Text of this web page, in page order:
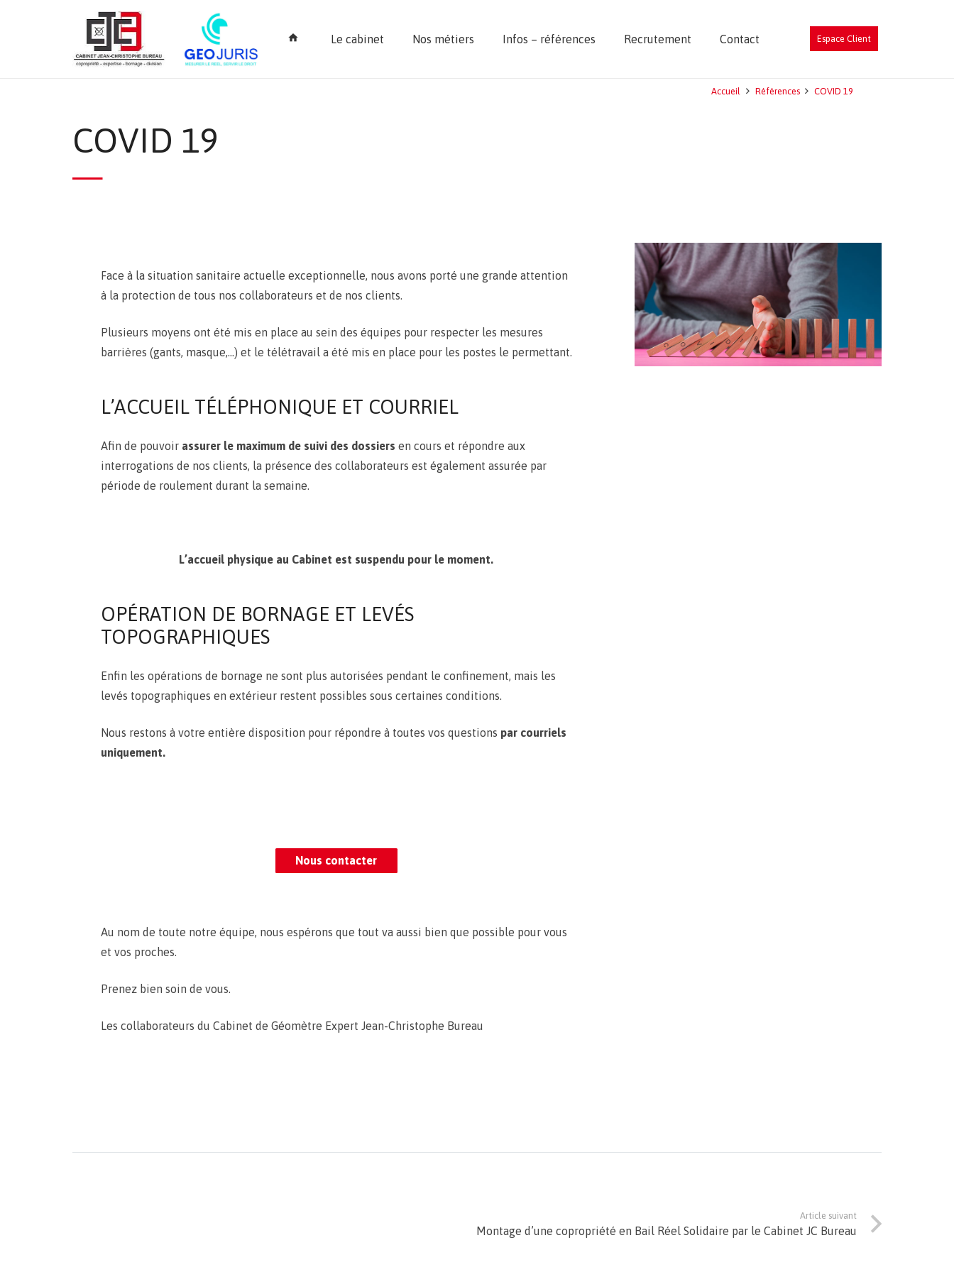
home Le cabinet Nos métiers Infos – références Recrutement Contact Espace Client
Accueil Références COVID 19
COVID 19
Face à la situation sanitaire actuelle exceptionnelle, nous avons porté une grande attention
à la protection de tous nos collaborateurs et de nos clients.
Plusieurs moyens ont été mis en place au sein des équipes pour respecter les mesures
barrières (gants, masque,…) et le télétravail a été mis en place pour les postes le permettant.
L’ACCUEIL TÉLÉPHONIQUE ET COURRIEL
Afin de pouvoir assurer le maximum de suivi des dossiers en cours et répondre aux
interrogations de nos clients, la présence des collaborateurs est également assurée par
période de roulement durant la semaine.
L’accueil physique au Cabinet est suspendu pour le moment.
OPÉRATION DE BORNAGE ET LEVÉS
TOPOGRAPHIQUES
Enfin les opérations de bornage ne sont plus autorisées pendant le confinement, mais les
levés topographiques en extérieur restent possibles sous certaines conditions.
Nous restons à votre entière disposition pour répondre à toutes vos questions par courriels
uniquement.
Nous contacter
Au nom de toute notre équipe, nous espérons que tout va aussi bien que possible pour vous
et vos proches.
Prenez bien soin de vous.
Les collaborateurs du Cabinet de Géomètre Expert Jean-Christophe Bureau
Article suivant
Montage d’une copropriété en Bail Réel Solidaire par le Cabinet JC Bureau